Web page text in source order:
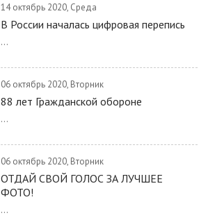
14 октябрь 2020, Среда
В России началась цифровая перепись
...
06 октябрь 2020, Вторник
88 лет Гражданской обороне
...
06 октябрь 2020, Вторник
ОТДАЙ СВОЙ ГОЛОС ЗА ЛУЧШЕЕ
ФОТО!
...